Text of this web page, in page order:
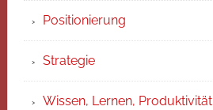
Positionierung
Strategie
Wissen, Lernen, Produktivität